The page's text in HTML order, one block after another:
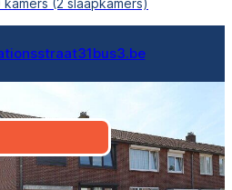
kamers (2 slaapkamers)